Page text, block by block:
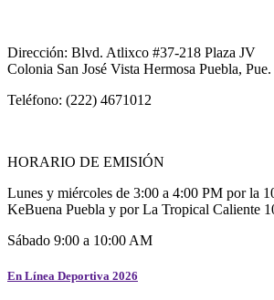
Dirección: Blvd. Atlixco #37-218 Plaza JV
Colonia San José Vista Hermosa Puebla,
Teléfono: (222) 4671012
HORARIO DE EMISIÓN
Lunes y miércoles de 3:00 a 4:00 PM por la
KeBuena Puebla y por La Tropical Caliente
Sábado 9:00 a 10:00 AM
En Línea Deportiva 2026